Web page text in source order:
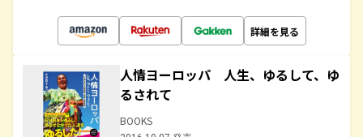
詳細を見る
人情ヨーロッパ 人生、ゆるして、ゆ
るされて
BOOKS